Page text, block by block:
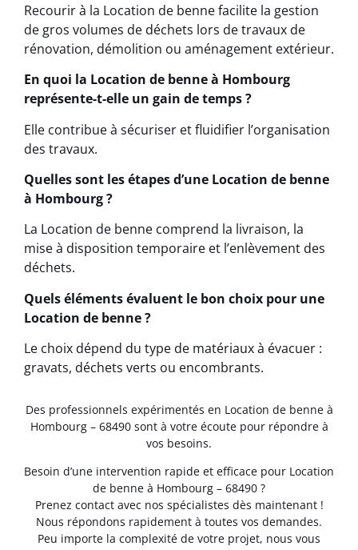
Recourir à la Location de benne facilite la gestion
de gros volumes de déchets lors de travaux de
rénovation, démolition ou aménagement extérieur.
En quoi la Location de benne à Hombourg
représente-t-elle un gain de temps ?
Elle contribue à sécuriser et fluidifier l’organisation
des travaux.
Quelles sont les étapes d’une Location de benne
à Hombourg ?
La Location de benne comprend la livraison, la
mise à disposition temporaire et l’enlèvement des
déchets.
Quels éléments évaluent le bon choix pour une
Location de benne ?
Le choix dépend du type de matériaux à évacuer :
gravats, déchets verts ou encombrants.
Des professionnels expérimentés en Location de benne à
Hombourg – 68490 sont à votre écoute pour répondre à
vos besoins.
Besoin d’une intervention rapide et efficace pour Location
de benne à Hombourg – 68490 ?
Prenez contact avec nos spécialistes dès maintenant !
Nous répondons rapidement à toutes vos demandes.
Peu importe la complexité de votre projet, nous vous